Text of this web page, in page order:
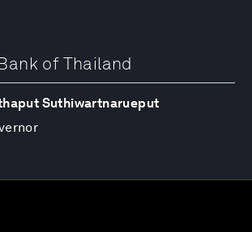
of Thailand
Suthiwartnarueput